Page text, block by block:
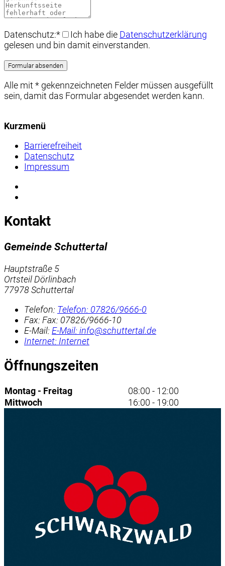
Datenschutz:* Ich habe die Datenschutzerklärung
gelesen und bin damit einverstanden.
Alle mit * gekennzeichneten Felder müssen ausgefüllt
sein, damit das Formular abgesendet werden kann.
Kurzmenü
Barrierefreiheit
Datenschutz
Impressum
Kontakt
Gemeinde Schuttertal
Hauptstraße 5
Ortsteil Dörlinbach
77978 Schuttertal
Telefon: Telefon: 07826/9666-0
Fax: Fax: 07826/9666-10
E-Mail: E-Mail: info@schuttertal.de
Internet: Internet
Öffnungszeiten
Montag - Freitag
08:00 - 12:00
Mittwoch
16:00 - 19:00